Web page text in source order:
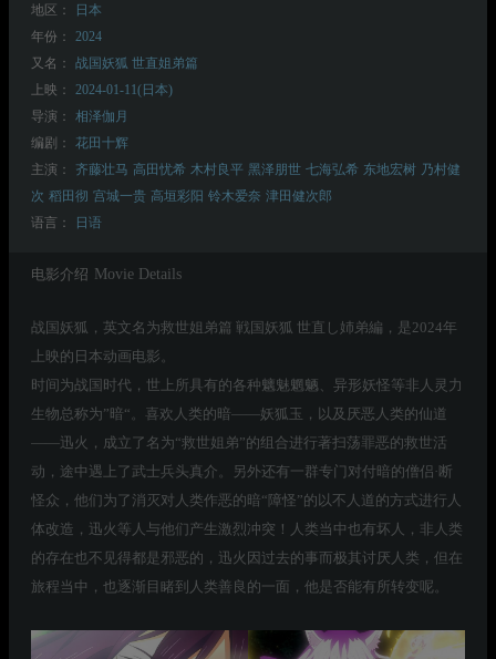
地区：
日本
年份：
2024
又名：
战国妖狐 世直姐弟篇
上映：
2024-01-11(日本)
导演：
相泽伽月
编剧：
花田十辉
主演：
齐藤壮马 高田忧希 木村良平 黑泽朋世 七海弘希 东地宏树 乃村健
次 稻田彻 宫城一贵 高垣彩阳 铃木爱奈 津田健次郎
语言：
日语
电影介绍 Movie Details
战国妖狐，英文名为救世姐弟篇 戦国妖狐 世直し姉弟編，是2024年
上映的日本动画电影。
时间为战国时代，世上所具有的各种魑魅魍魉、异形妖怪等非人灵力
生物总称为”暗“。喜欢人类的暗——妖狐玉，以及厌恶人类的仙道
——迅火，成立了名为“救世姐弟”的组合进行著扫荡罪恶的救世活
动，途中遇上了武士兵头真介。另外还有一群专门对付暗的僧侣·断
怪众，他们为了消灭对人类作恶的暗“障怪”的以不人道的方式进行人
体改造，迅火等人与他们产生激烈冲突！人类当中也有坏人，非人类
的存在也不见得都是邪恶的，迅火因过去的事而极其讨厌人类，但在
旅程当中，也逐渐目睹到人类善良的一面，他是否能有所转变呢。